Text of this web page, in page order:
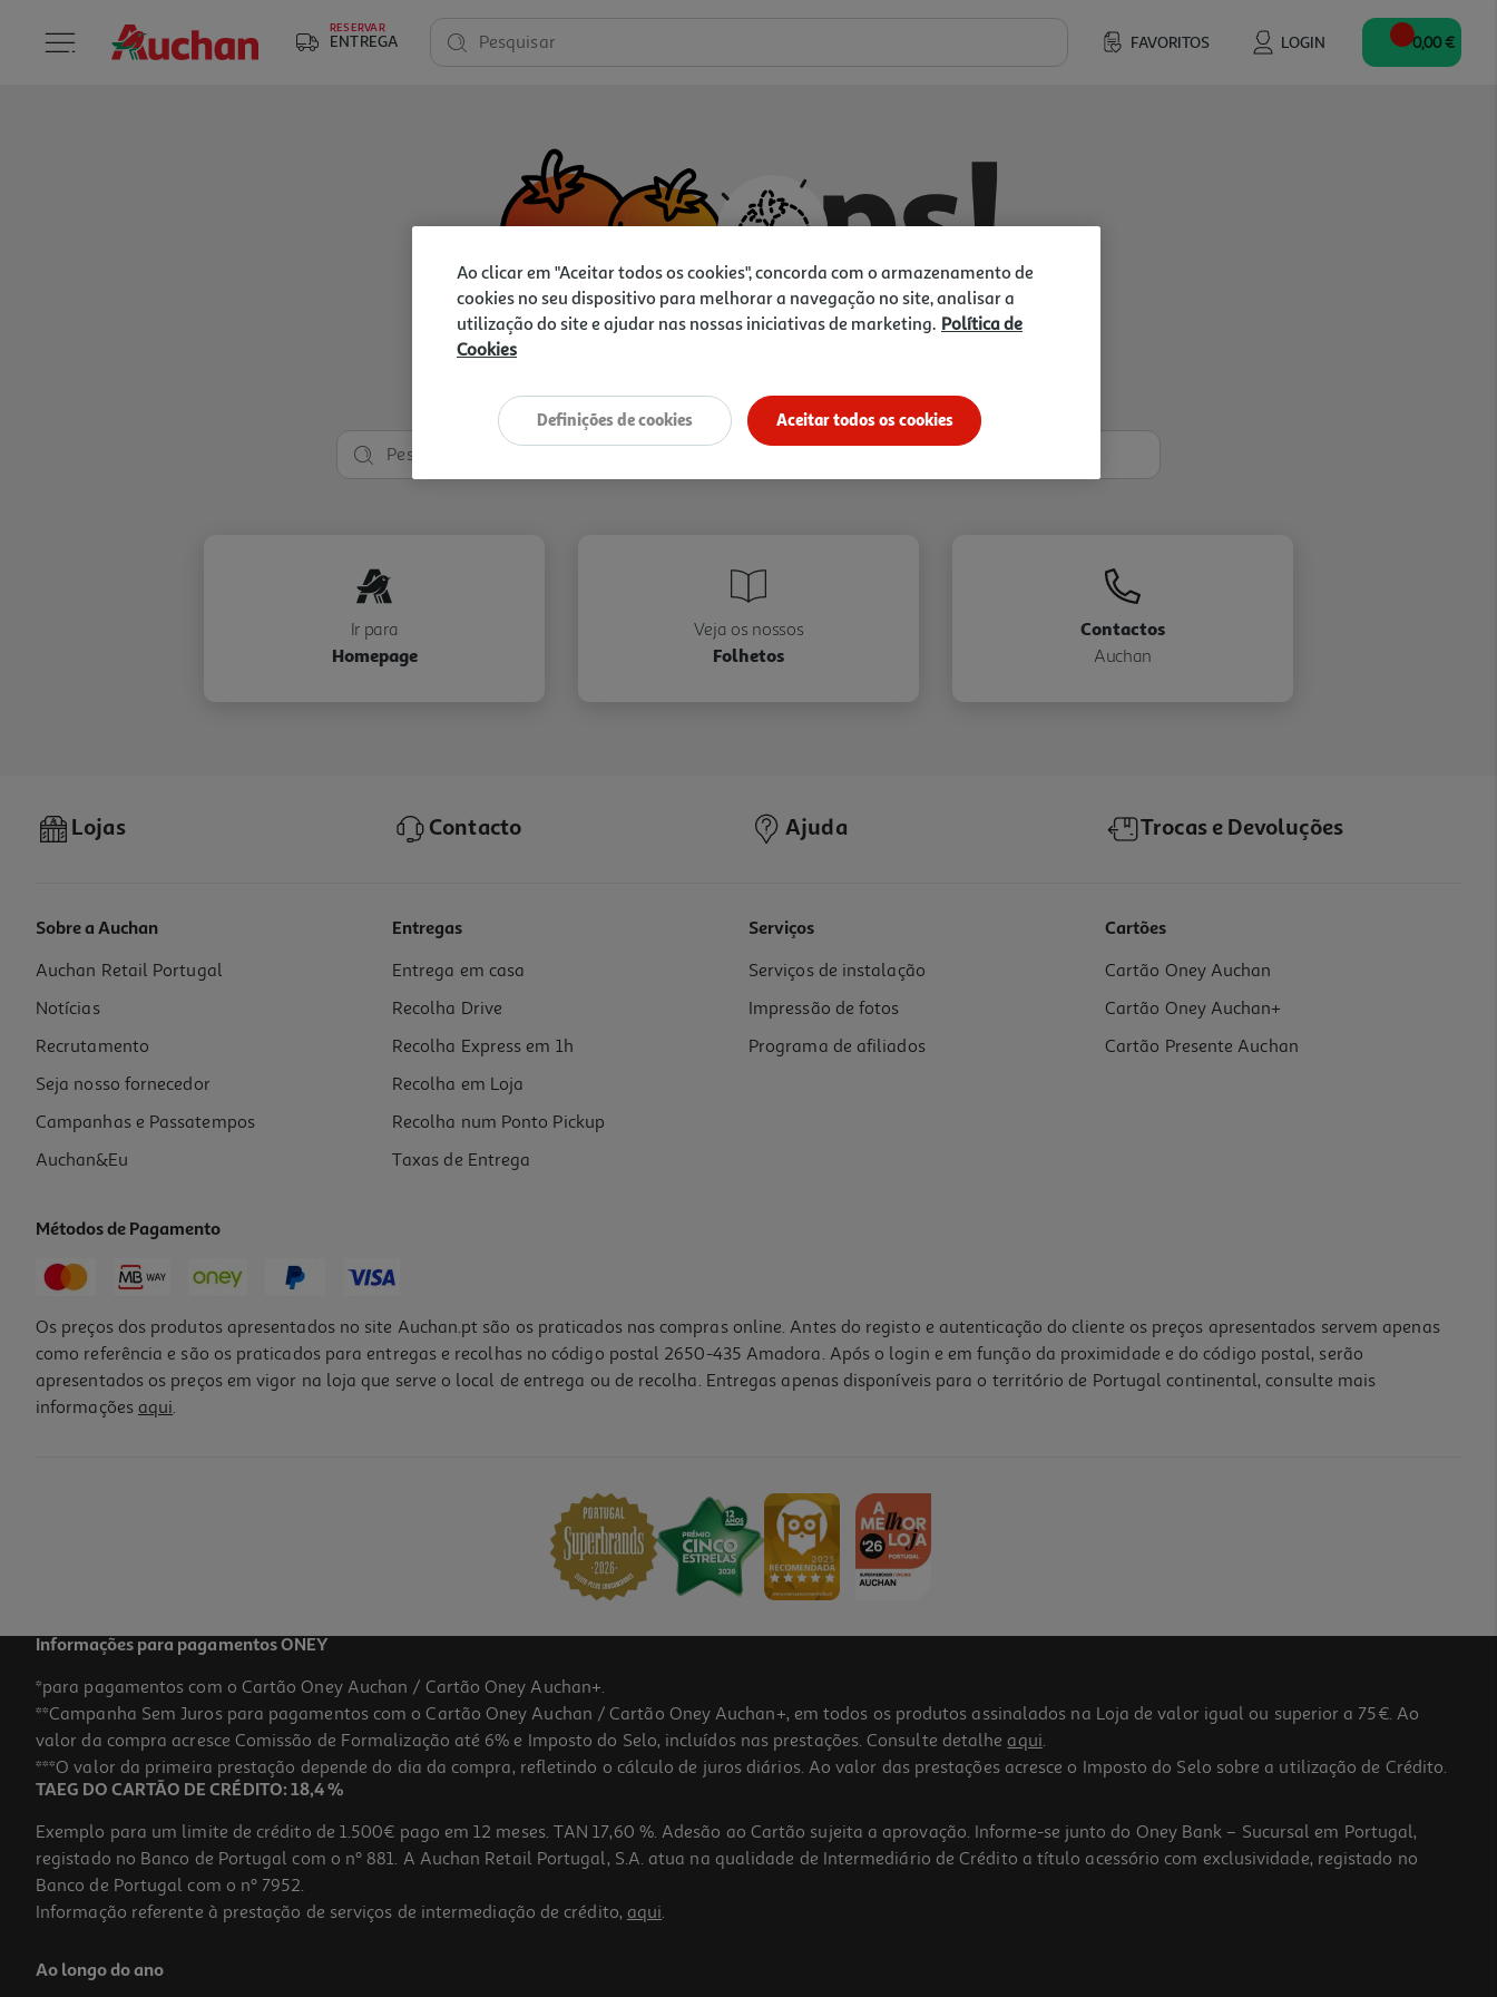
RESERVAR
ENTREGA FAVORITOS LOGIN
Pesquisar 0,00 €
Vamos tentar de novo?
Ir para
Homepage
Veja os nossos
Folhetos
Contactos
Auchan
Lojas Contacto Ajuda Trocas e Devoluções
Sobre a Auchan
Auchan Retail Portugal
Notícias
Recrutamento
Seja nosso fornecedor
Campanhas e Passatempos
Auchan&Eu
Entregas
Entrega em casa
Recolha Drive
Recolha Express em 1h
Recolha em Loja
Recolha num Ponto Pickup
Taxas de Entrega
Serviços
Serviços de instalação
Impressão de fotos
Programa de afiliados
Cartões
Cartão Oney Auchan
Cartão Oney Auchan+
Cartão Presente Auchan
Métodos de Pagamento
Os preços dos produtos apresentados no site Auchan.pt são os praticados nas compras online. Antes do registo e autenticação do cliente os preços apresentados servem apenas
como referência e são os praticados para entregas e recolhas no código postal 2650-435 Amadora. Após o login e em função da proximidade e do código postal, serão
apresentados os preços em vigor na loja que serve o local de entrega ou de recolha. Entregas apenas disponíveis para o território de Portugal continental, consulte mais
informações aqui.
Informações para pagamentos ONEY
*para pagamentos com o Cartão Oney Auchan / Cartão Oney Auchan+.
**Campanha Sem Juros para pagamentos com o Cartão Oney Auchan / Cartão Oney Auchan+, em todos os produtos assinalados na Loja de valor igual ou superior a 75€. Ao
valor da compra acresce Comissão de Formalização até 6% e Imposto do Selo, incluídos nas prestações. Consulte detalhe aqui.
***O valor da primeira prestação depende do dia da compra, refletindo o cálculo de juros diários. Ao valor das prestações acresce o Imposto do Selo sobre a utilização de Crédito.
TAEG DO CARTÃO DE CRÉDITO: 18,4 %
Exemplo para um limite de crédito de 1.500€ pago em 12 meses. TAN 17,60 %. Adesão ao Cartão sujeita a aprovação. Informe-se junto do Oney Bank – Sucursal em Portugal,
registado no Banco de Portugal com o nº 881. A Auchan Retail Portugal, S.A. atua na qualidade de Intermediário de Crédito a título acessório com exclusividade, registado no
Banco de Portugal com o nº 7952.
Informação referente à prestação de serviços de intermediação de crédito, aqui.
Ao longo do ano
Ao clicar em "Aceitar todos os cookies", concorda com o armazenamento de
cookies no seu dispositivo para melhorar a navegação no site, analisar a
utilização do site e ajudar nas nossas iniciativas de marketing. Política de
Cookies
Aceitar todos os cookies
Definições de cookies